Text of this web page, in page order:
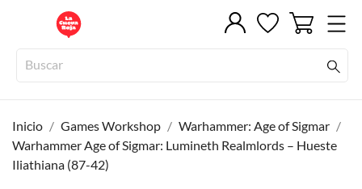
Inicio Games Workshop
Warhammer: Age of Sigmar
Warhammer Age of Sigmar: Lumineth Realmlords – Hueste
Iliathiana (87-42)